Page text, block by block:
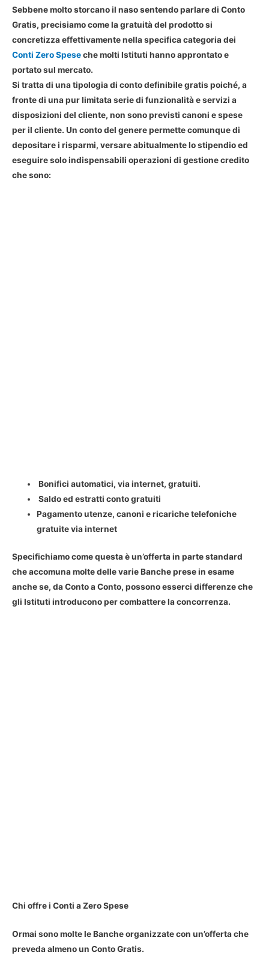
Sebbene molto storcano il naso sentendo parlare di Conto
Gratis, precisiamo come la gratuità del prodotto si
concretizza effettivamente nella specifica categoria dei
Conti Zero Speseche molti Istituti hanno approntato e
portato sul mercato.
Si tratta di una tipologia di conto definibile gratis poiché, a
fronte di una pur limitata serie di funzionalità e servizi a
disposizioni del cliente, non sono previsti canoni e spese
per il cliente. Un conto del genere permette comunque di
depositare i risparmi, versare abitualmente lo stipendio ed
eseguire solo indispensabili operazioni di gestione credito
che sono:
Bonifici automatici, via internet, gratuiti.
Saldo ed estratti conto gratuiti
Pagamento utenze, canoni e ricariche telefoniche
gratuite via internet
Specifichiamo come questa è un’offerta in parte standard
che accomuna molte delle varie Banche prese in esame
anche se, da Conto a Conto, possono esserci differenze che
gli Istituti introducono per combattere la concorrenza.
Chi offre i Conti a Zero Spese
Ormai sono molte le Banche organizzate con un’offerta che
preveda almeno un Conto Gratis.